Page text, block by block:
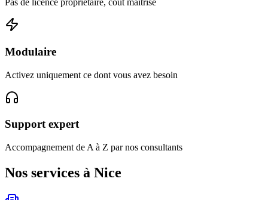
Pas de licence propriétaire, coût maîtrisé
Modulaire
Activez uniquement ce dont vous avez besoin
Support expert
Accompagnement de A à Z par nos consultants
Nos services à Nice